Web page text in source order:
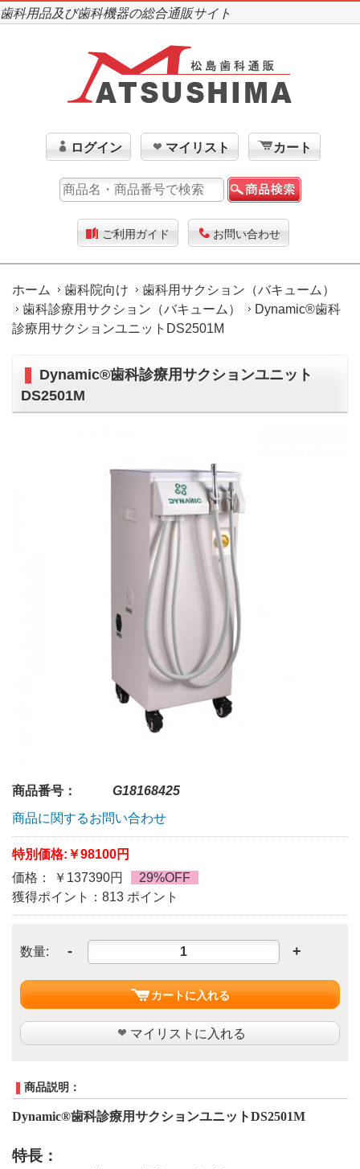
歯科用品及び歯科機器の総合通販サイト
ログイン マイリスト カート
ご利用ガイド お問い合わせ
ホーム 歯科院向け
歯科用サクション（バキューム）
歯科診療用サクション（バキューム）
Dynamic®歯科
診療用サクションユニットDS2501M
Dynamic®歯科診療用サクションユニット
DS2501M
商品番号：
G18168425
商品に関するお問い合わせ
特別価格: ￥98100円
価格： ￥137390円
29%OFF
獲得ポイント：813 ポイント
数量: - +
カートに入れる
マイリストに入れる
商品説明：
Dynamic®歯科診療用サクションユニットDS2501M
特長：